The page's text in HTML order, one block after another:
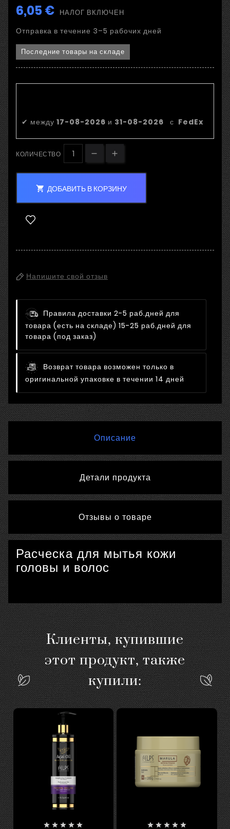
6,05 € НАЛОГ ВКЛЮЧЕН
Отправка в течение 3–5 рабочих дней
Последние товары на складе
✔ между 17-08-2026 и 31-08-2026 с FedEx
КОЛИЧЕСТВО
 ДОБАВИТЬ В КОРЗИНУ
Напишите свой отзыв
Правила доставки 2-5 раб.дней для
товара (есть на складе) 15-25 раб.дней для
товара (под заказ)
Возврат товара возможен только в
оригинальной упаковке в течении 14 дней
Описание
Детали продукта
Отзывы о товаре
Расческа для мытья кожи
головы и волос
Клиенты, купившие
этот продукт, также
купили:
         